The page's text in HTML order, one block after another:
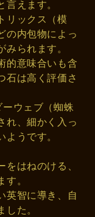
えます。
リックス（模
の内包物によっ
られます。
的意味合いも含
石は高く評価さ
ウェブ（蜘蛛
れ、細かく入っ
うです。
はねのける、
。
英智に導き、自
た。